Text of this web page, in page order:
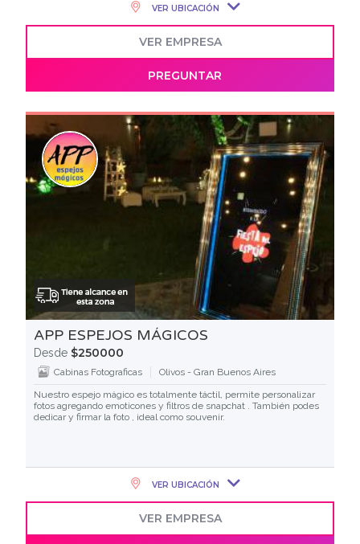
VER UBICACIÓN
VER EMPRESA
PREGUNTAR
APP ESPEJOS MÁGICOS
Desde $250000
Cabinas Fotograficas
Olivos - Gran Buenos Aires
Nuestro espejo mágico es totalmente táctil, permite personalizar
fotos agregando emoticones y filtros de snapchat . También podes
dedicar y firmar la foto , ideal como souvenir.
VER UBICACIÓN
VER EMPRESA